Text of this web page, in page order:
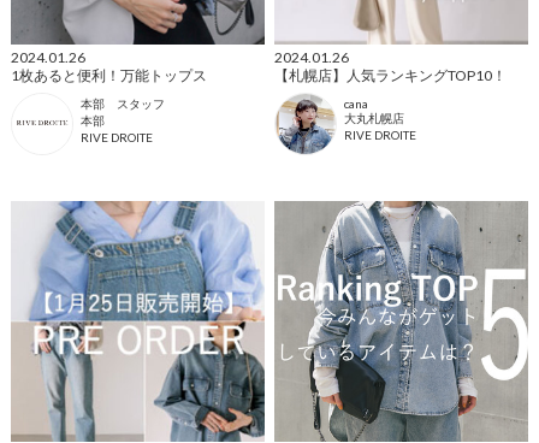
2024.01.26
1枚あると便利！万能トップス
本部 スタッフ
本部
RIVE DROITE
2024.01.26
【札幌店】人気ランキングTOP10！
cana
大丸札幌店
RIVE DROITE